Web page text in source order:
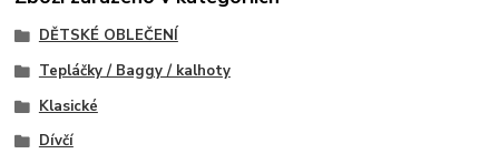
DĚTSKÉ OBLEČENÍ
Tepláčky / Baggy / kalhoty
Klasické
Dívčí